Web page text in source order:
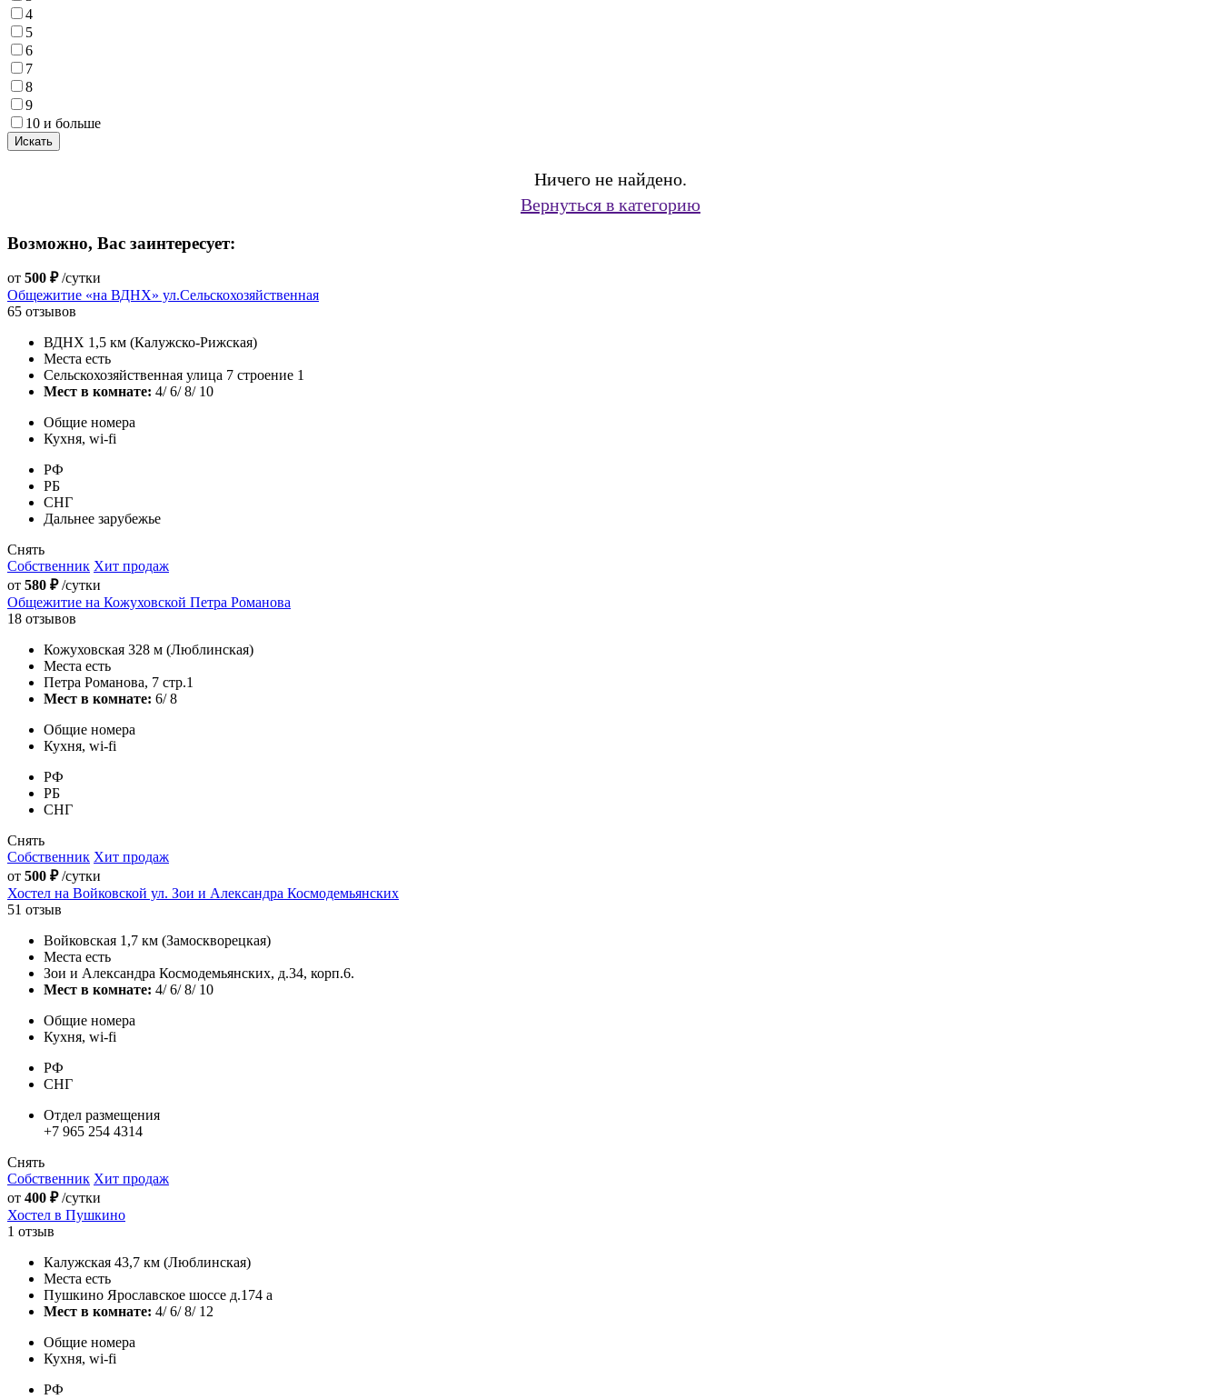
4
5
6
7
8
9
10 и больше
Ничего не найдено.
Вернуться в категорию
Возможно, Вас заинтересует:
от 500 ₽/сутки
Общежитие «на ВДНХ» ул.Сельскохозяйственная
65 отзывов
ВДНХ 1,5 км (Калужско-Рижская)
Места есть
Сельскохозяйственная улица 7 строение 1
Мест в комнате: 4/ 6/ 8/ 10
Общие номера
Кухня, wi-fi
РФ
РБ
СНГ
Дальнее зарубежье
Снять
Собственник Хит продаж
от 580 ₽/сутки
Общежитие на Кожуховской Петра Романова
18 отзывов
Кожуховская 328 м (Люблинская)
Места есть
Петра Романова, 7 стр.1
Мест в комнате: 6/ 8
Общие номера
Кухня, wi-fi
РФ
РБ
СНГ
Снять
Собственник Хит продаж
от 500 ₽/сутки
Хостел на Войковской ул. Зои и Александра Космодемьянских
51 отзыв
Войковская 1,7 км (Замоскворецкая)
Места есть
Зои и Александра Космодемьянских, д.34, корп.6.
Мест в комнате: 4/ 6/ 8/ 10
Общие номера
Кухня, wi-fi
РФ
СНГ
Отдел размещения
+7 965 254 4314
Снять
Собственник Хит продаж
от 400 ₽/сутки
Хостел в Пушкино
1 отзыв
Калужская 43,7 км (Люблинская)
Места есть
Пушкино Ярославское шоссе д.174 а
Мест в комнате: 4/ 6/ 8/ 12
Общие номера
Кухня, wi-fi
РФ